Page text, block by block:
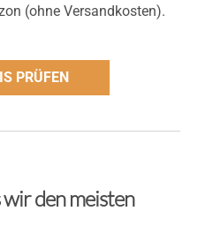
(ohne Versandkosten).
PRÜFEN
wir den meisten